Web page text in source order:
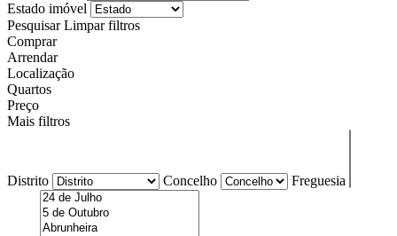
Estado imóvel
Pesquisar Limpar filtros
Comprar
Arrendar
Localização
Quartos
Preço
Mais filtros
Distrito Concelho Freguesia